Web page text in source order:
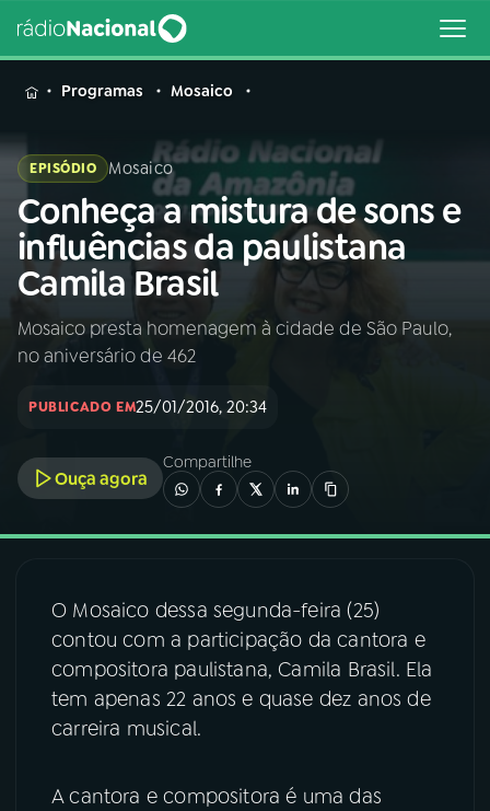
MENU
Buscar
na
Rádio
Nacional
Buscar
AO VIVO
INÍCIO
A RÁDIO
03PROGRAMAÇÃO
04PROGRAMAS
Programas Mosaico
EPISÓDIO Mosaico
Conheça a mistura de sons e
influências da paulistana
Camila Brasil
Mosaico presta homenagem à cidade de São Paulo,
no aniversário de 462
PUBLICADO EM25/01/2016, 20:34
Ouça agora
Compartilhe
O Mosaico dessa segunda-feira (25)
contou com a participação da cantora e
compositora paulistana, Camila Brasil. Ela
tem apenas 22 anos e quase dez anos de
carreira musical.
A cantora e compositora é uma das